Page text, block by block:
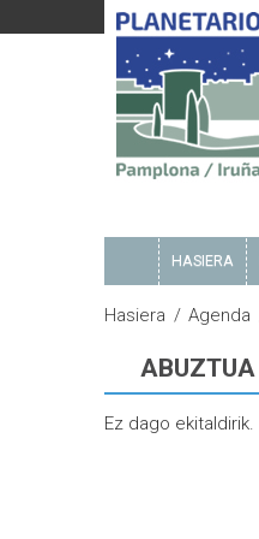
HASIERA
Hasiera Agenda
ABUZTUA
Ez dago ekitaldirik.